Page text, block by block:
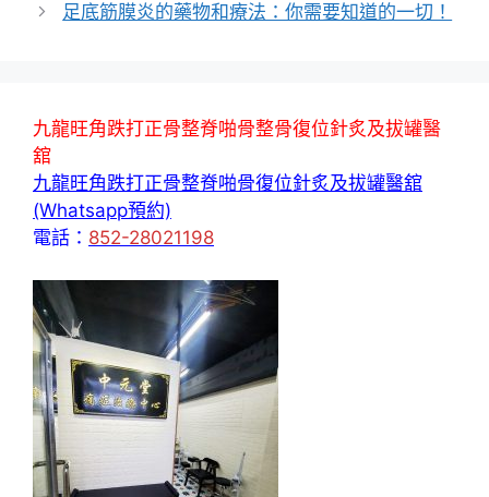
足底筋膜炎的藥物和療法：你需要知道的一切！
九龍旺角跌打正骨整脊啪骨整骨復位針炙及拔罐醫
舘
九龍旺角跌打正骨整脊啪骨復位針炙及拔罐醫舘
(Whatsapp預約)
電話： 852-28021198